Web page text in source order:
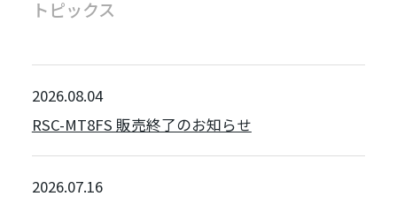
トピックス
2026.08.04
RSC-MT8FS 販売終了のお知らせ
2026.07.16